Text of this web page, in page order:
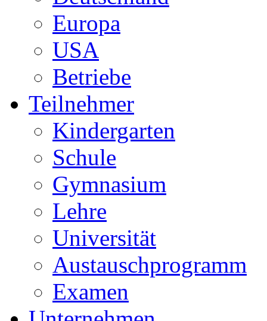
Europa
USA
Betriebe
Teilnehmer
Kindergarten
Schule
Gymnasium
Lehre
Universität
Austauschprogramm
Examen